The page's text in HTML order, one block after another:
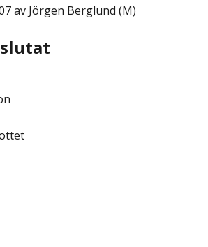
av Jörgen Berglund (M)